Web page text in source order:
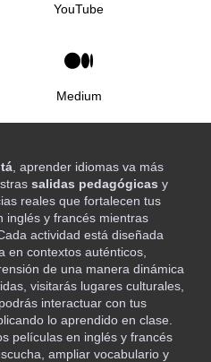
YouTube
Medium
, aprender idiomas va más
salidas pedagógicas y
reales que fortalecen tus
inglés y francés mientras
actividad está diseñada
en contextos auténticos,
de una manera dinámica
visitarás lugares culturales,
interactuar con tus
lo aprendido en clase.
películas en inglés y francés
ampliar vocabulario y